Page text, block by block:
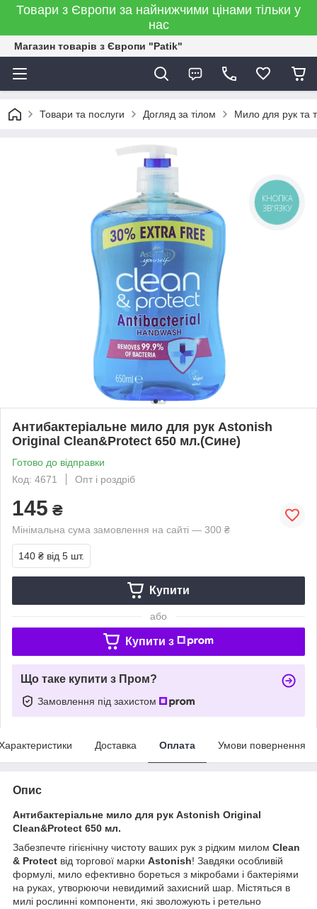
Товари з Європи за найнижчими цінами тільки у
нас
Магазин товарів з Європи "Patik"
Товари та послуги Догляд за тілом Мило для рук та
Антибактеріальне мило для рук Astonish
Original Clean&Protect 650 мл.(Сине)
Готово до відправки
Код: 4671
Опт і роздріб
145 ₴
Мінімальна сума замовлення на сайті — 300 ₴
140 ₴ від 5 шт.
Купити
або
Купити з
Що таке купити з Пром?
Замовлення під захистом
Доставка Оплата Умови повернення
Опис
Антибактеріальне мило для рук Astonish Original
Clean&Protect 650 мл.
Забезпечте гігієнічну чистоту ваших рук з рідким милом Clean
& Protect від торгової марки Astonish! Завдяки особливій
формулі, мило ефективно бореться з мікробами і бактеріями
на руках, утворюючи невидимий захисний шар. Містяться в
милі рослинні компоненти, які зволожують і ретельно
КНОПКА
ЗВ'ЯЗКУ